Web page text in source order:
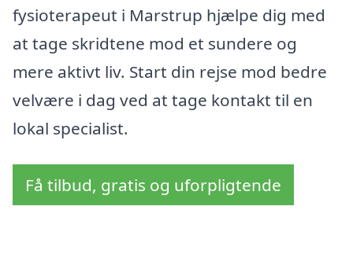
fysioterapeut i Marstrup hjælpe dig med
at tage skridtene mod et sundere og
mere aktivt liv. Start din rejse mod bedre
velvære i dag ved at tage kontakt til en
lokal specialist.
Få tilbud, gratis og uforpligtende